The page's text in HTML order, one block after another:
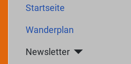
Startseite
Wanderplan
Newsletter